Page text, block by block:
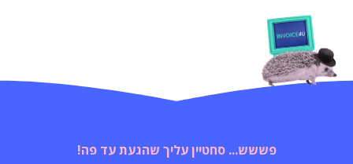
פששש... סחטיין עליך שהגעת עד פה!